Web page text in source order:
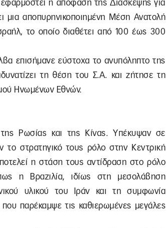
η απόφαση της Διάσκεψης για
αποπυρηνικοποιημένη Μέση Ανατολή
το οποίο διαθέτει από 100 έως 300
επισήμανε εύστοχα το ανυπόληπτο της
τη θέση του Σ.Α. και ζήτησε τη
Ηνωμένων Εθνών.
Ρωσίας και της Κίνας. Υπέκυψαν σε
το στρατηγικό τους ρόλο στην Κεντρική
η στάση τους αντίδραση στο ρόλο
η Βραζιλία, ιδίως στη μεσολάβηση
υλικού του Ιράν και τη συμφωνία
παρέκαμψε τις καθιερωμένες μεγάλες